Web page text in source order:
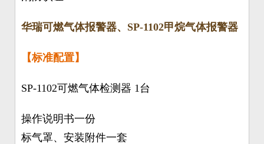
华瑞可燃气体报警器、SP-1102甲烷气体报警器
【标准配置】
SP-1102可燃气体检测器 1台
操作说明书一份
标气罩、安装附件一套